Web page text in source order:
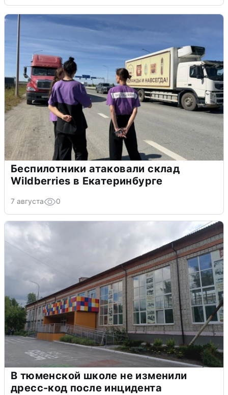
Беспилотники атаковали склад
Wildberries в Екатеринбурге
7 августа 0
В тюменской школе не изменили
дресс-код после инцидента